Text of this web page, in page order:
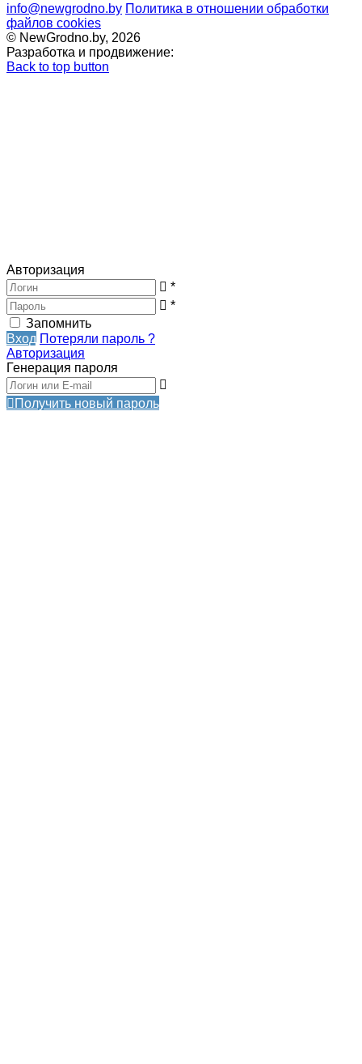
info@newgrodno.by Политика в отношении обработки
файлов cookies
© NewGrodno.by, 2026
Разработка и продвижение:
Back to top button
Авторизация
*
*
Запомнить
Вход Потеряли пароль ?
Авторизация
Генерация пароля
Получить новый пароль